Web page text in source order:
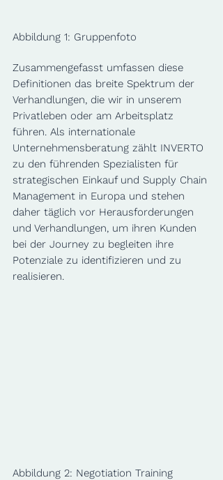
Abbildung 1: Gruppenfoto
Zusammengefasst umfassen diese
Definitionen das breite Spektrum der
Verhandlungen, die wir in unserem
Privatleben oder am Arbeitsplatz
führen. Als internationale
Unternehmensberatung zählt INVERTO
zu den führenden Spezialisten für
strategischen Einkauf und Supply Chain
Management in Europa und stehen
daher täglich vor Herausforderungen
und Verhandlungen, um ihren Kunden
bei der Journey zu begleiten ihre
Potenziale zu identifizieren und zu
realisieren.
Abbildung 2: Negotiation Training